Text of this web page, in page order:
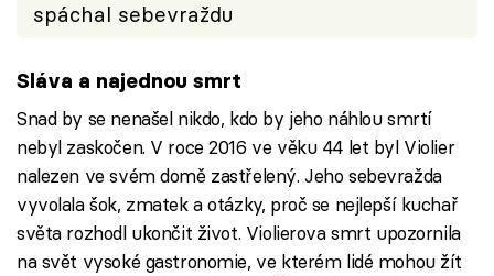
spáchal sebevraždu
Sláva a najednou smrt
Snad by se nenašel nikdo, kdo by jeho náhlou smrtí
nebyl zaskočen. V roce 2016 ve věku 44 let byl Violier
nalezen ve svém domě zastřelený. Jeho sebevražda
vyvolala šok, zmatek a otázky, proč se nejlepší kuchař
světa rozhodl ukončit život. Violierova smrt upozornila
na svět vysoké gastronomie, ve kterém lidé mohou žít